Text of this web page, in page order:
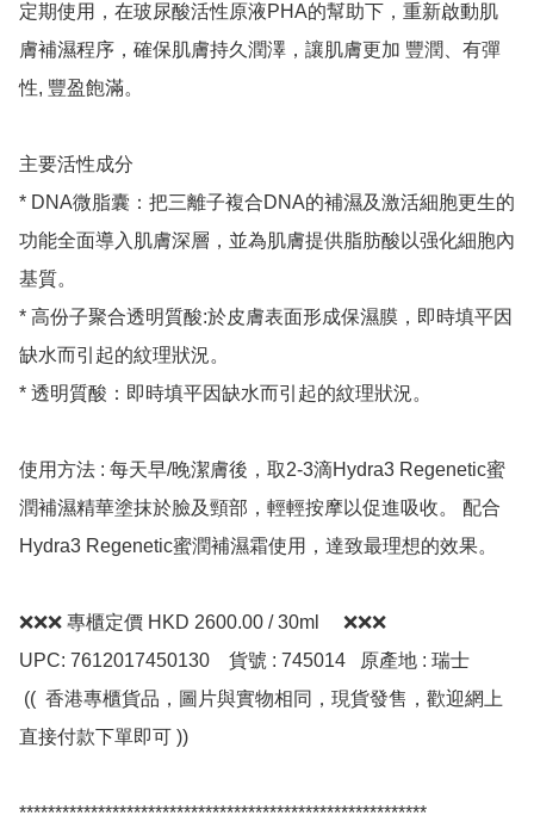
定期使用，在玻尿酸活性原液PHA的幫助下，重新啟動肌
膚補濕程序，確保肌膚持久潤澤，讓肌膚更加 豐潤、有彈
性, 豐盈飽滿。
主要活性成分
* DNA微脂囊：把三離子複合DNA的補濕及激活細胞更生的
功能全面導入肌膚深層，並為肌膚提供脂肪酸以强化細胞內
基質。
* 高份子聚合透明質酸:於皮膚表面形成保濕膜，即時填平因
缺水而引起的紋理狀況。
* 透明質酸：即時填平因缺水而引起的紋理狀況。
使用方法 : 每天早/晚潔膚後，取2-3滴Hydra3 Regenetic蜜
潤補濕精華塗抹於臉及頸部，輕輕按摩以促進吸收。 配合
Hydra3 Regenetic蜜潤補濕霜使用，達致最理想的效果。
❌❌❌ 專櫃定價 HKD 2600.00 / 30ml     ❌❌❌
UPC: 7612017450130    貨號 : 745014   原產地 : 瑞士
直接付款下單即可 ))
*********************************************************